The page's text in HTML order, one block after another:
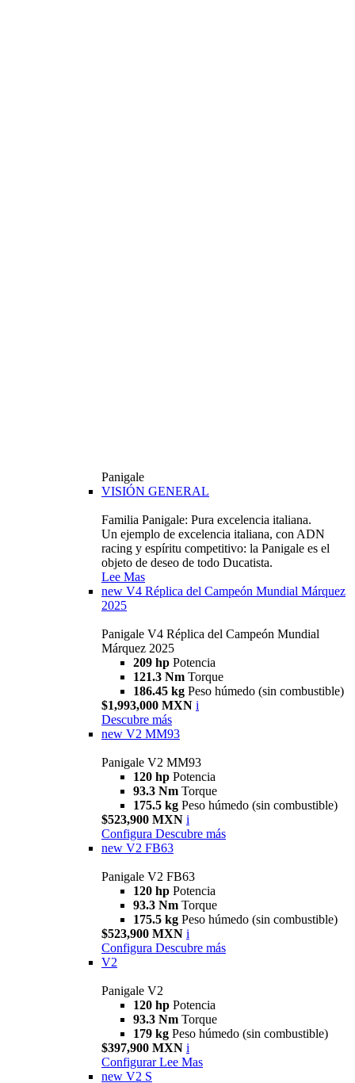
Panigale
VISIÓN GENERAL
Familia Panigale: Pura excelencia italiana.
Un ejemplo de excelencia italiana, con ADN
racing y espíritu competitivo: la Panigale es el
objeto de deseo de todo Ducatista.
Lee Mas
new V4 Réplica del Campeón Mundial Márquez
2025
Panigale V4 Réplica del Campeón Mundial
Márquez 2025
209 hp Potencia
121.3 Nm Torque
186.45 kg Peso húmedo (sin combustible)
$1,993,000 MXN i
Descubre más
new V2 MM93
Panigale V2 MM93
120 hp Potencia
93.3 Nm Torque
175.5 kg Peso húmedo (sin combustible)
$523,900 MXN i
Configura Descubre más
new V2 FB63
Panigale V2 FB63
120 hp Potencia
93.3 Nm Torque
175.5 kg Peso húmedo (sin combustible)
$523,900 MXN i
Configura Descubre más
V2
Panigale V2
120 hp Potencia
93.3 Nm Torque
179 kg Peso húmedo (sin combustible)
$397,900 MXN i
Configurar Lee Mas
new V2 S